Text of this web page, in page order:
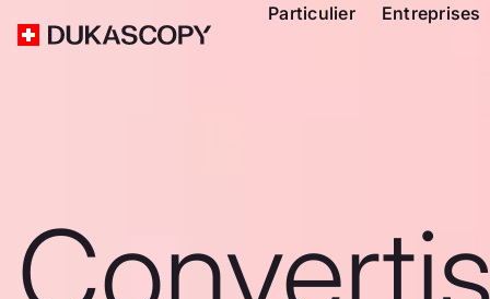
Particulier Entreprises